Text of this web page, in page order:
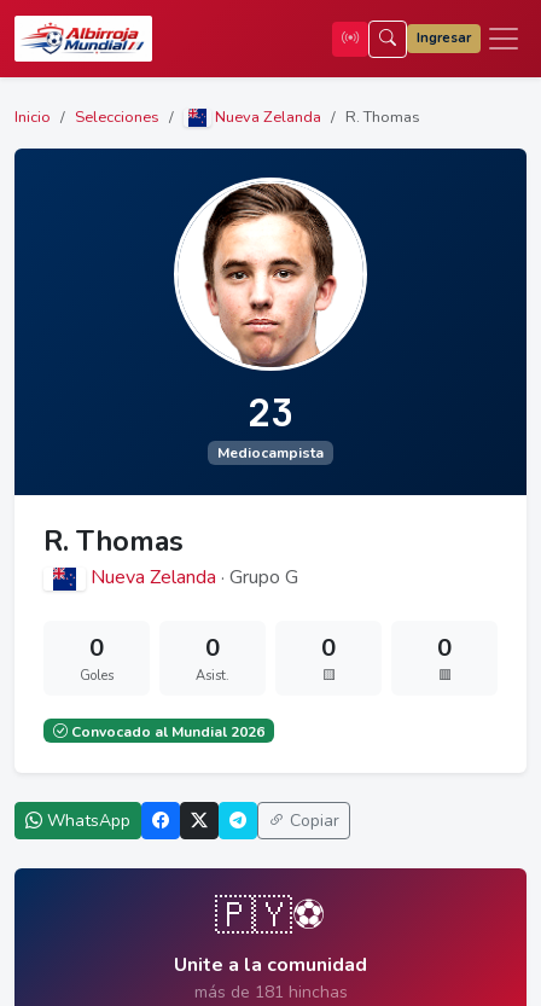
Ingresar
Inicio Selecciones Nueva Zelanda R. Thomas
23
Mediocampista
R. Thomas
Nueva Zelanda · Grupo G
0
Goles
0
Asist.
0
🟨
0
🟥
Convocado al Mundial 2026
WhatsApp Copiar
🇵🇾⚽
Unite a la comunidad
más de 181 hinchas